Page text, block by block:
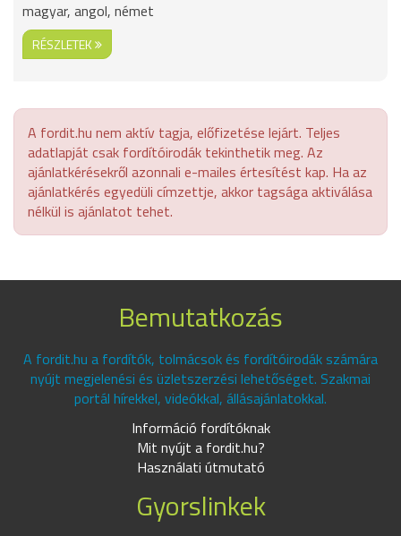
magyar, angol, német
RÉSZLETEK
A fordit.hu nem aktív tagja, előfizetése lejárt. Teljes
adatlapját csak fordítóirodák tekinthetik meg. Az
ajánlatkérésekről azonnali e-mailes értesítést kap. Ha az
ajánlatkérés egyedüli címzettje, akkor tagsága aktiválása
nélkül is ajánlatot tehet.
Bemutatkozás
A fordit.hu a fordítók, tolmácsok és fordítóirodák számára
nyújt megjelenési és üzletszerzési lehetőséget. Szakmai
portál hírekkel, videókkal, állásajánlatokkal.
Információ fordítóknak
Mit nyújt a fordit.hu?
Használati útmutató
Gyorslinkek